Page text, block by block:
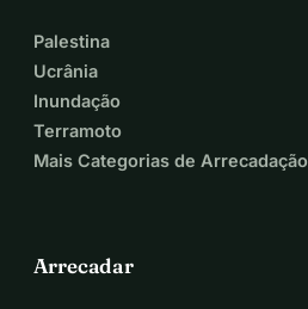
Palestina
Ucrânia
Inundação
Terramoto
Mais Categorias de Arrecadação
Arrecadar